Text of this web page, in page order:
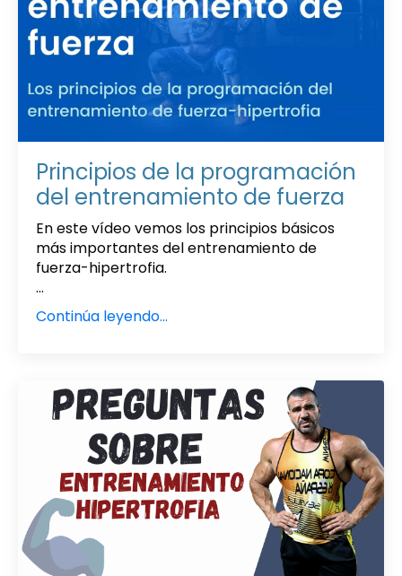
Principios de la programación
del entrenamiento de fuerza
En este vídeo vemos los principios básicos
más importantes del entrenamiento de
fuerza-hipertrofia.
...
Continúa leyendo...